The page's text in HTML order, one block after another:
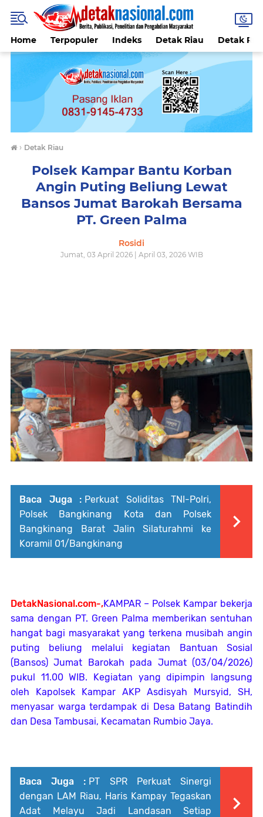
Home Terpopuler Indeks Detak Riau Detak
› Detak Riau
Polsek Kampar Bantu Korban
Angin Puting Beliung Lewat
Bansos Jumat Barokah Bersama
PT. Green Palma
Rosidi
Jumat, 03 April 2026 | April 03, 2026 WIB
Baca Juga : Perkuat Soliditas TNI-Polri,
Polsek Bangkinang Kota dan Polsek
Bangkinang Barat Jalin Silaturahmi ke
Koramil 01/Bangkinang
DetakNasional.com-,KAMPAR – Polsek Kampar bekerja
sama dengan PT. Green Palma memberikan sentuhan
hangat bagi masyarakat yang terkena musibah angin
puting beliung melalui kegiatan Bantuan Sosial
(Bansos) Jumat Barokah pada Jumat (03/04/2026)
pukul 11.00 WIB. Kegiatan yang dipimpin langsung
oleh Kapolsek Kampar AKP Asdisyah Mursyid, SH,
menyasar warga terdampak di Desa Batang Batindih
dan Desa Tambusai, Kecamatan Rumbio Jaya.
Baca Juga : PT SPR Perkuat Sinergi
dengan LAM Riau, Haris Kampay Tegaskan
Adat Melayu Jadi Landasan Setiap